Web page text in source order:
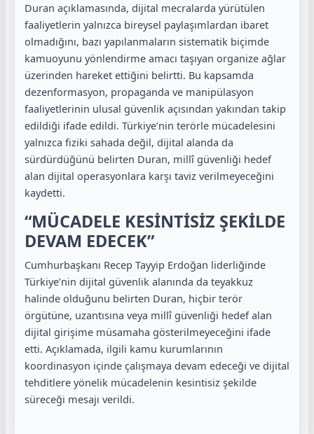
Duran açıklamasında, dijital mecralarda yürütülen
faaliyetlerin yalnızca bireysel paylaşımlardan ibaret
olmadığını, bazı yapılanmaların sistematik biçimde
kamuoyunu yönlendirme amacı taşıyan organize ağlar
üzerinden hareket ettiğini belirtti. Bu kapsamda
dezenformasyon, propaganda ve manipülasyon
faaliyetlerinin ulusal güvenlik açısından yakından takip
edildiği ifade edildi. Türkiye’nin terörle mücadelesini
yalnızca fiziki sahada değil, dijital alanda da
sürdürdüğünü belirten Duran, millî güvenliği hedef
alan dijital operasyonlara karşı taviz verilmeyeceğini
kaydetti.
“MÜCADELE KESİNTİSİZ ŞEKİLDE
DEVAM EDECEK”
Cumhurbaşkanı Recep Tayyip Erdoğan liderliğinde
Türkiye’nin dijital güvenlik alanında da teyakkuz
halinde olduğunu belirten Duran, hiçbir terör
örgütüne, uzantısına veya millî güvenliği hedef alan
dijital girişime müsamaha gösterilmeyeceğini ifade
etti. Açıklamada, ilgili kamu kurumlarının
koordinasyon içinde çalışmaya devam edeceği ve dijital
tehditlere yönelik mücadelenin kesintisiz şekilde
süreceği mesajı verildi.